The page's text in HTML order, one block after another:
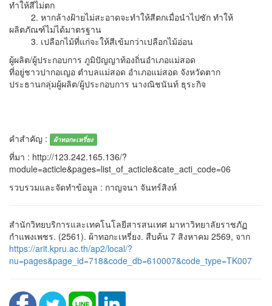
ทำให้สีไม่ตก
2. หากล้างฝ้ายไม่สะอาดจะทำให้สีตกเมื่อนำไปซัก ทำให้
ผลิตภัณฑ์ไม่ได้มาตรฐาน
3. เปลือกไม้ที่แก่จะให้สีเข้มกว่าเปลือกไม้อ่อน
ผู้ผลิต/ผู้ประกอบการ ภูมิปัญญาท้องถิ่นอำเภอแม่สอด
ที่อยู่ชาวปากอเญอ ตำบลแม่สอด อำเภอแม่สอด จังหวัดตาก
ประธานกลุ่มผู้ผลิต/ผู้ประกอบการ นางณิชนันท์ ธุระกิจ
คำสำคัญ : ผ้าทอกะเหรี่ยง
ที่มา : http://123.242.165.136/?
module=acticle&pages=list_of_acticle&cate_acti_code=06
รวบรวมและจัดทำข้อมูล : กาญจนา จันทร์สิงห์
สำนักวิทยบริการและเทคโนโลยีสารสนเทศ มาหาวิทยาลัยราชภัฏ
กำแพงเพชร. (2561). ผ้าทอกะเหรี่ยง. สืบค้น 7 สิงหาคม 2569, จาก
https://arit.kpru.ac.th/ap2/local/?
nu=pages&page_id=718&code_db=610007&code_type=TK007